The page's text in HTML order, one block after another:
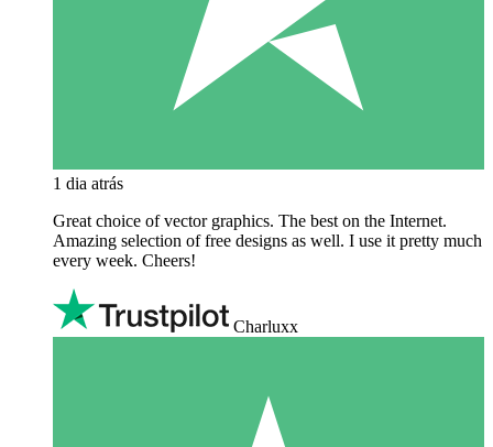
1 dia atrás
Great choice of vector graphics. The best on the Internet.
Amazing selection of free designs as well. I use it pretty much
every week. Cheers!
Charluxx